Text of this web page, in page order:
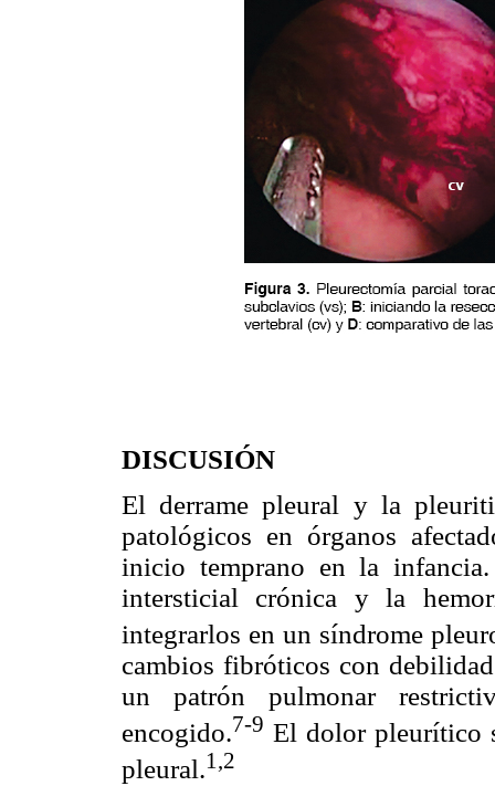
DISCUSIÓN
El derrame pleural y la
patológicos en órganos
inicio temprano en la
intersticial crónica y la
integrarlos en un síndrome
cambios fibróticos con
un patrón pulmonar
encogido.7-9 El dolor pleurítico
pleural.1,2